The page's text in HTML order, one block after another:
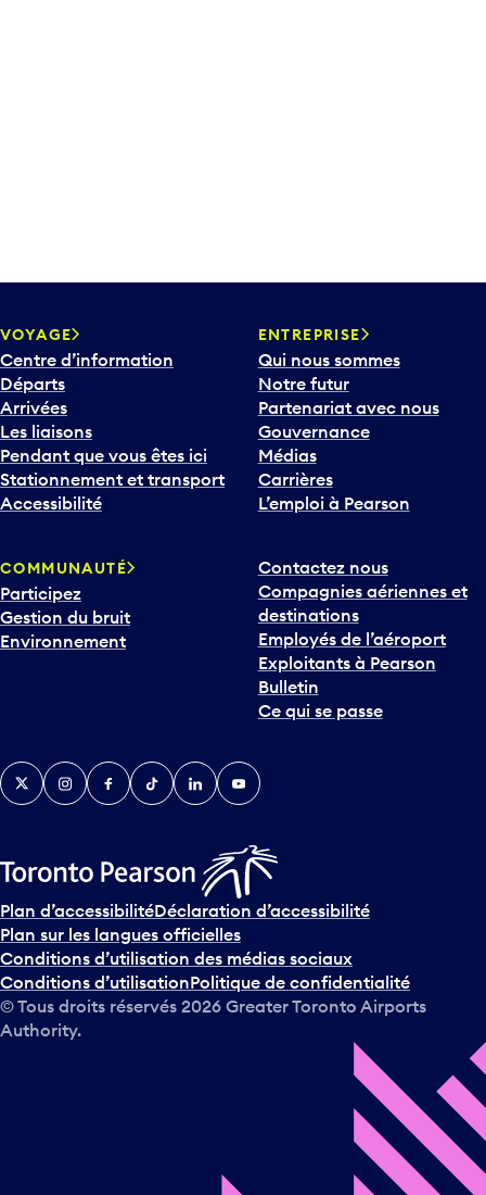
Centre d’information
Départs
Arrivées
Les liaisons
Pendant que vous êtes ici
Stationnement et transport
Accessibilité
Qui nous sommes
Notre futur
Partenariat avec nous
Gouvernance
Médias
Carrières
L’emploi à Pearson
Participez
Gestion du bruit
Environnement
Compagnies aériennes et
destinations
Employés de l’aéroport
Exploitants à Pearson
Bulletin
Ce qui se passe
Plan d’accessibilitéDéclaration d’accessibilité
Plan sur les langues officielles
Conditions d’utilisation des médias sociaux
Conditions d’utilisation Politique de confidentialité
© Tous droits réservés2026Greater Toronto Airports
Authority.